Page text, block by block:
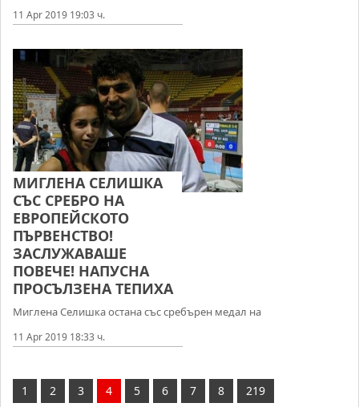
11 Apr 2019 19:03 ч.
МИГЛЕНА СЕЛИШКА
СЪС СРЕБРО НА
ЕВРОПЕЙСКОТО
ПЪРВЕНСТВО!
ЗАСЛУЖАВАШЕ
ПОВЕЧЕ! НАПУСНА
ПРОСЪЛЗЕНА ТЕПИХА
Миглена Селишка остана със сребърен медал на
11 Apr 2019 18:33 ч.
1 2 3 4 5 6 7 8 219